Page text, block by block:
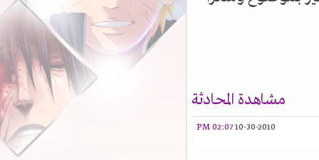
مشاهدة المحادثة
10-30-2010
02:07 PM